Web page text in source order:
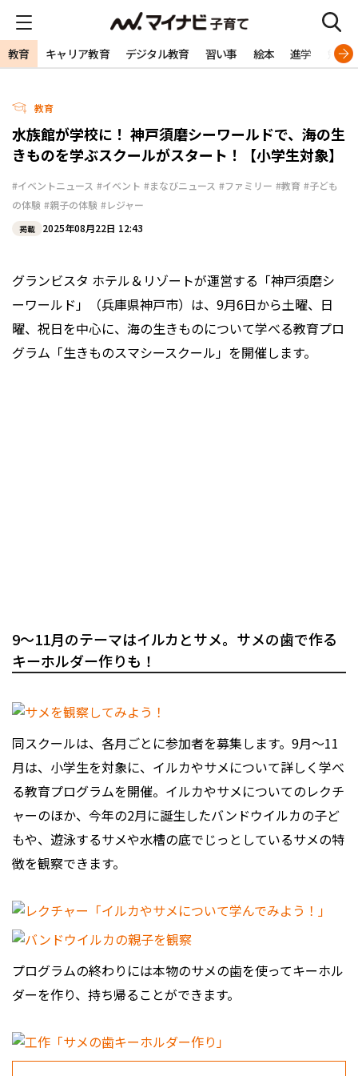
教育 キャリア教育 デジタル教育 習い事 絵本 進学 勉強
教育
水族館が学校に！ 神戸須磨シーワールドで、海の生
きものを学ぶスクールがスタート！【小学生対象】
#イベントニュース #イベント #まなびニュース #ファミリー #教育 #子ども
の体験 #親子の体験 #レジャー
掲載 2025年08月22日 12:43
グランビスタ ホテル＆リゾートが運営する「神戸須磨シ
ーワールド」（兵庫県神戸市）は、9月6日から土曜、日
曜、祝日を中心に、海の生きものについて学べる教育プロ
グラム「生きものスマシースクール」を開催します。
9～11月のテーマはイルカとサメ。サメの歯で作る
キーホルダー作りも！
同スクールは、各月ごとに参加者を募集します。9月～11
月は、小学生を対象に、イルカやサメについて詳しく学べ
る教育プログラムを開催。イルカやサメについてのレクチ
ャーのほか、今年の2月に誕生したバンドウイルカの子ど
もや、遊泳するサメや水槽の底でじっとしているサメの特
徴を観察できます。
プログラムの終わりには本物のサメの歯を使ってキーホル
ダーを作り、持ち帰ることができます。